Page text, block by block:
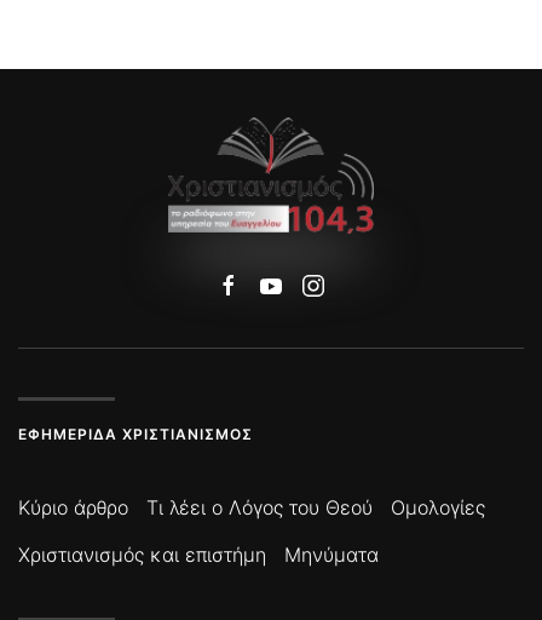
ΕΦΗΜΕΡΊΔΑ ΧΡΙΣΤΙΑΝΙΣΜΌΣ
Κύριο άρθρο Τι λέει ο Λόγος του Θεού
Ομολογίες
Χριστιανισμός και επιστήμη
Μηνύματα